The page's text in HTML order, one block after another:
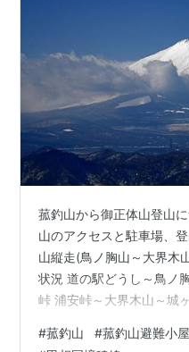
菰釣山から御正体山登山
山のアクセスと駐車場、
山縦走(鳥ノ胸山～大界木
状況 道の駅どうし～鳥ノ
峠 浦安峠～大界木山～城
ム 鳥ノ胸山～大界木山～
#菰釣山 #菰釣山避難小屋